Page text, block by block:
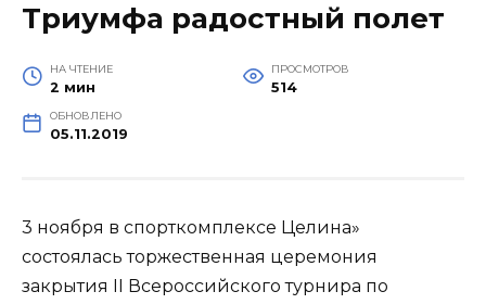
Триумфа радостный полет
НА ЧТЕНИЕ
2 мин
ПРОСМОТРОВ
514
ОБНОВЛЕНО
05.11.2019
3 ноября в спорткомплексе Целина»
состоялась торжественная церемония
закрытия II Всероссийского турнира по